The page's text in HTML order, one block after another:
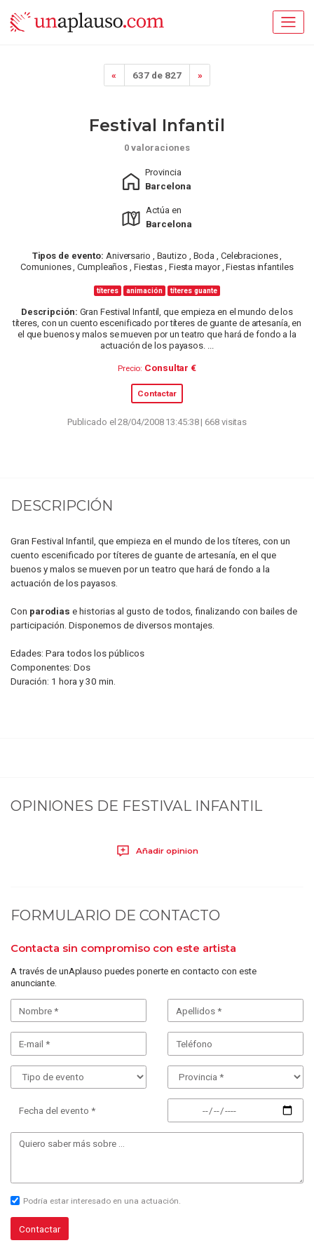
« 637 de 827 »
Festival Infantil
0 valoraciones
Provincia
Barcelona
Actúa en
Barcelona
Tipos de evento: Aniversario , Bautizo , Boda , Celebraciones ,
Comuniones , Cumpleaños , Fiestas , Fiesta mayor , Fiestas infantiles
títeres animación títeres guante
Descripción: Gran Festival Infantil, que empieza en el mundo de los
títeres, con un cuento escenificado por títeres de guante de artesanía, en
el que buenos y malos se mueven por un teatro que hará de fondo a la
actuación de los payasos. ...
Precio: Consultar €
Contactar
Publicado el 28/04/2008 13:45:38 | 668 visitas
DESCRIPCIÓN
Gran Festival Infantil, que empieza en el mundo de los títeres, con un
cuento escenificado por títeres de guante de artesanía, en el que
buenos y malos se mueven por un teatro que hará de fondo a la
actuación de los payasos.
Con parodias e historias al gusto de todos, finalizando con bailes de
participación. Disponemos de diversos montajes.
Edades: Para todos los públicos
Componentes: Dos
Duración: 1 hora y 30 min.
OPINIONES DE FESTIVAL INFANTIL
Añadir opinion
FORMULARIO DE CONTACTO
Contacta sin compromiso con este artista
A través de unAplauso puedes ponerte en contacto con este
anunciante.
Fecha del evento *
Podría estar interesado en una actuación.
Contactar